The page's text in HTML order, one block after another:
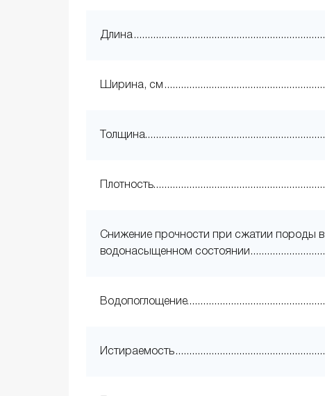
Длина
Ширина, см
Толщина
Плотность
Снижение прочности при сжатии породы в
водонасыщенном состоянии
Водопоглощение
Истираемость